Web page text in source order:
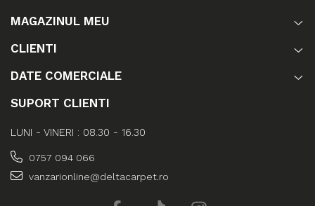
MAGAZINUL MEU
CLIENTI
DATE COMERCIALE
SUPORT CLIENTI
LUNI - VINERI : 08.30 - 16.30
0757 094 066
vanzarionline@deltacarpet.ro